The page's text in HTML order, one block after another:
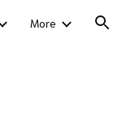
More